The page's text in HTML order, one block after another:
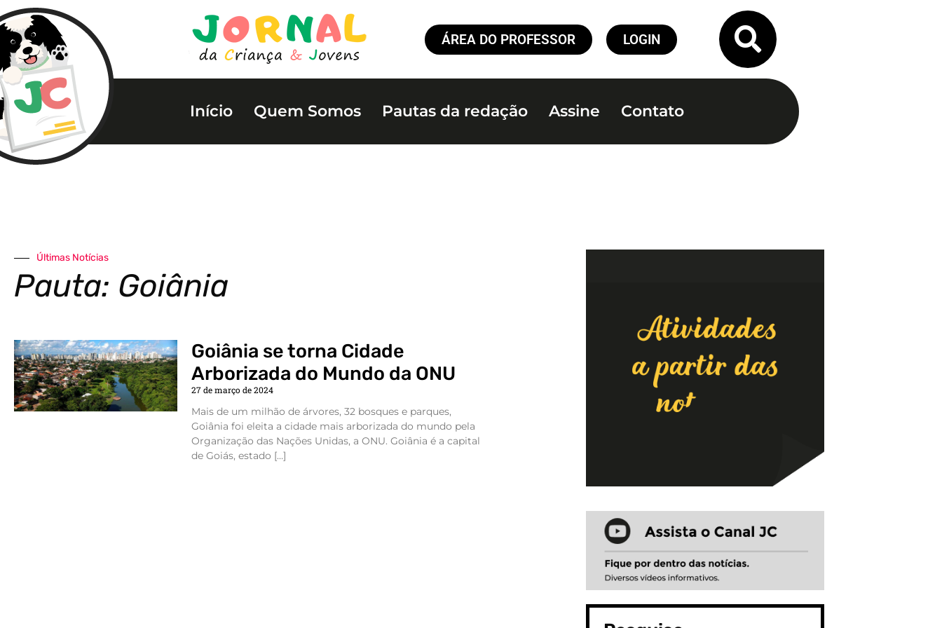
ÁREA DO PROFESSOR LOGIN
Início Quem Somos Pautas da redação Assine Contato
Últimas Notícias
Pauta: Goiânia
Goiânia se torna Cidade
Arborizada do Mundo da ONU
27 de março de 2024
Mais de um milhão de árvores, 32 bosques e parques,
Goiânia foi eleita a cidade mais arborizada do mundo pela
Organização das Nações Unidas, a ONU. Goiânia é a capital
de Goiás, estado […]